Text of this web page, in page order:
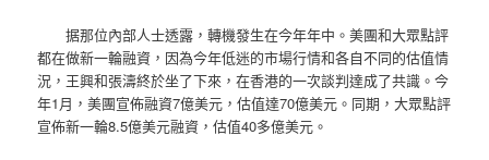
据那位內部人士透露，轉機發生在今年年中。美團和大眾點評
都在做新一輪融資，因為今年低迷的市場行情和各自不同的估值情
況，王興和張濤終於坐了下來，在香港的一次談判達成了共識。今
年1月，美團宣佈融資7億美元，估值達70億美元。同期，大眾點評
宣佈新一輪8.5億美元融資，估值40多億美元。